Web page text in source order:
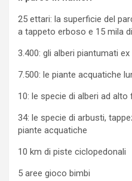
25 ettari: la superficie del
a tappeto erboso e 15 mila
3.400: gli alberi piantumati
7.500: le piante acquatiche
10: le specie di alberi ad alto
34: le specie di arbusti,
piante acquatiche
10 km di piste ciclopedonali
5 aree gioco bimbi